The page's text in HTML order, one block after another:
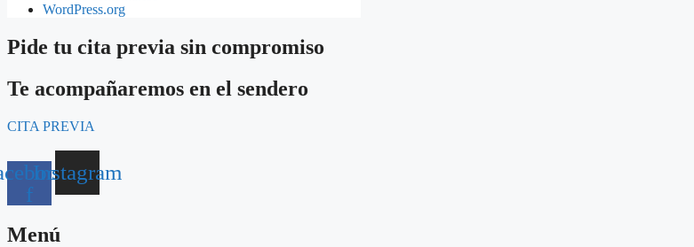
WordPress.org
Pide tu cita previa sin compromiso
Te acompañaremos en el sendero
CITA PREVIA
f
Instagram
Menú